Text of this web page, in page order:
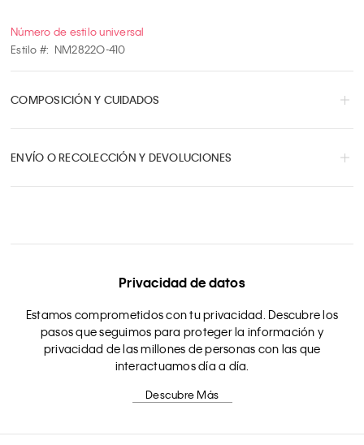
Número de estilo universal
Estilo #: NM2822O-410
COMPOSICIÓN Y CUIDADOS
ENVÍO O RECOLECCIÓN Y DEVOLUCIONES
Privacidad de datos
Estamos comprometidos con tu privacidad. Descubre los
pasos que seguimos para proteger la información y
privacidad de las millones de personas con las que
interactuamos día a día.
Descubre Más